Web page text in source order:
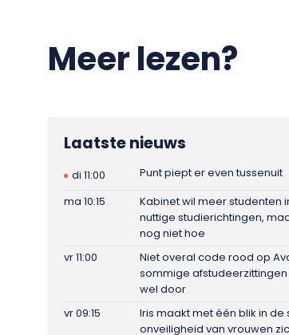
Meer lezen?
Laatste nieuws
di 11:00
Punt piept er even tussenuit
ma 10:15
Kabinet wil meer studenten
nuttige studierichtingen,
nog niet hoe
vr 11:00
Niet overal code rood op
sommige
wel door
vr 09:15
Iris maakt met één blik in de
onveiligheid van vrouwen